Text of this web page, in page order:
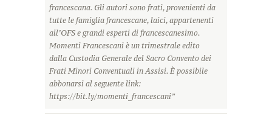
francescana. Gli autori sono frati, provenienti da
tutte le famiglia francescane, laici, appartenenti
all’OFS e grandi esperti di francescanesimo.
Momenti Francescani è un trimestrale edito
dalla Custodia Generale del Sacro Convento dei
Frati Minori Conventuali in Assisi. È possibile
abbonarsi al seguente link:
https://bit.ly/momenti_francescani”